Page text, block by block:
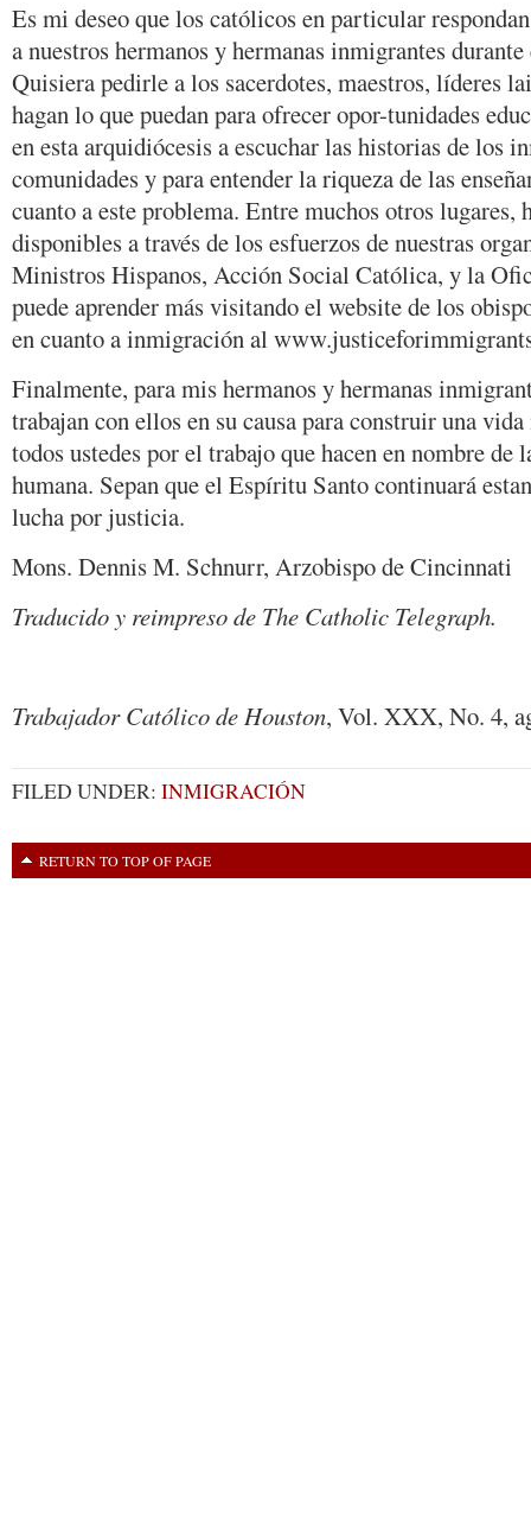
Es mi deseo que los católicos en particular
a nuestros hermanos y hermanas inmigrantes
Quisiera pedirle a los sacerdotes, maestros, líderes
hagan lo que puedan para ofrecer opor-tunidades
en esta arquidiócesis a escuchar las historias de los
comunidades y para entender la riqueza de las
cuanto a este problema. Entre muchos otros lugares,
disponibles a través de los esfuerzos de nuestras
Ministros Hispanos, Acción Social Católica, y la
puede aprender más visitando el website de los
en cuanto a inmigración al
Finalmente, para mis hermanos y hermanas
trabajan con ellos en su causa para construir una
todos ustedes por el trabajo que hacen en nombre de
humana. Sepan que el Espíritu Santo continuará
lucha por justicia.
Mons. Dennis M. Schnurr, Arzobispo de Cincinnati
Traducido y reimpreso de The Catholic Telegraph.
Trabajador Católico de Houston, Vol. XXX, No. 4,
FILED UNDER: INMIGRACIÓN
RETURN TO TOP OF PAGE